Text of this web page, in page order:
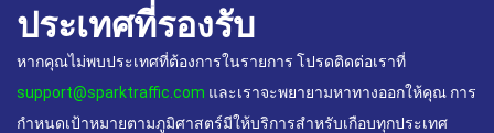
ประเทศที่รองรับ
หากคุณไม่พบประเทศที่ต้องการในรายการ โปรดติดต่อเราที่
support@sparktraffic.com และเราจะพยายามหาทางออกให้คุณ การ
กำหนดเป้าหมายตามภูมิศาสตร์มีให้บริการสำหรับเกือบทุกประเทศ